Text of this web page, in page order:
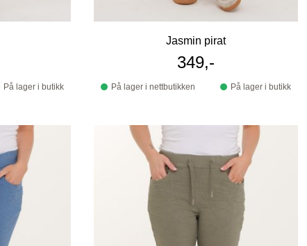
På lager i butikk
Jasmin pirat
349,-
På lager i nettbutikken På lager i butikk